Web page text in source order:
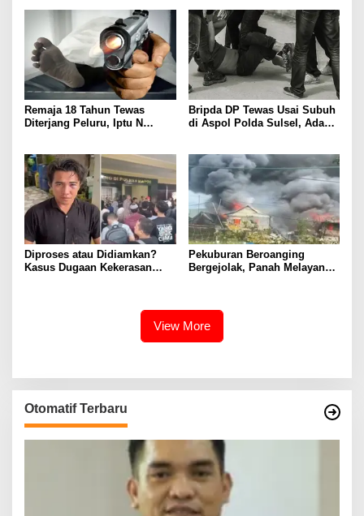
Remaja 18 Tahun Tewas
Diterjang Peluru, Iptu N
Bripda DP Tewas Usai Subuh
di Aspol Polda Sulsel, Ada
Diproses atau Didiamkan?
Kasus Dugaan Kekerasan
Pekuburan Beroanging
Bergejolak, Panah Melayang,
View More
Otomatif Terbaru